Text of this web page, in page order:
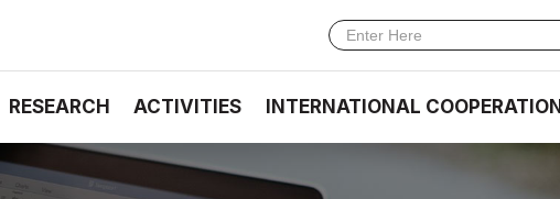
RESEARCH ACTIVITIES INTERNATIONAL COOPERATION